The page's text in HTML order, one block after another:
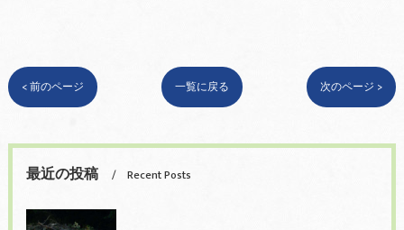
< 前のページ 一覧に戻る 次のページ >
最近の投稿 Recent Posts